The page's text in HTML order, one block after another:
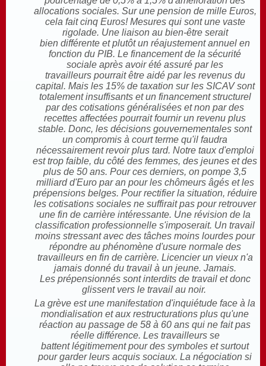
allocations sociales. Sur une pension de mille Euros,
cela fait cinq Euros! Mesures qui sont une vaste
rigolade. Une liaison au bien-être serait
bien différente et plutôt un réajustement annuel en
fonction du PIB. Le financement de la sécurité
sociale après avoir été assuré par les
travailleurs pourrait être aidé par les revenus du
capital. Mais les 15% de taxation sur les SICAV sont
totalement insuffisants et un financement structurel
par des cotisations généralisées et non par des
recettes affectées pourrait fournir un revenu plus
stable. Donc, les décisions gouvernementales sont
un compromis à court terme qu'il faudra
nécessairement revoir plus tard. Notre taux d'emploi
est trop faible, du côté des femmes, des jeunes et des
plus de 50 ans. Pour ces derniers, on pompe 3,5
milliard d'Euro par an pour les chômeurs âgés et les
prépensions belges. Pour rectifier la situation, réduire
les cotisations sociales ne suffirait pas pour retrouver
une fin de carrière intéressante. Une révision de la
classification professionnelle s'imposerait. Un travail
moins stressant avec des tâches moins lourdes pour
répondre au phénomène d'usure normale des
travailleurs en fin de carrière. Licencier un vieux n'a
jamais donné du travail à un jeune. Jamais.
Les prépensionnés sont interdits de travail et donc
glissent vers le travail au noir.
La grève est une manifestation d'inquiétude face à la
mondialisation et aux restructurations plus qu'une
réaction au passage de 58 à 60 ans qui ne fait pas
réelle différence. Les travailleurs se
battent légitimement pour des symboles et surtout
pour garder leurs acquis sociaux. La négociation si